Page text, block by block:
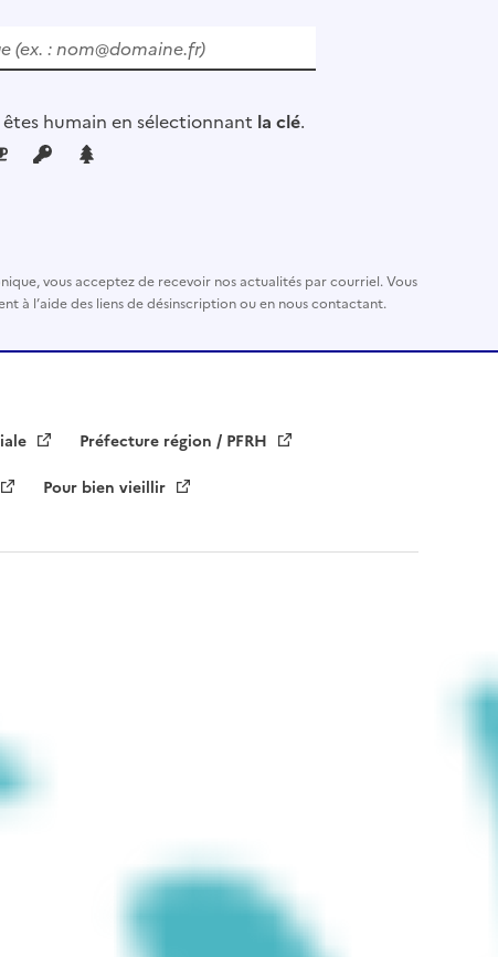
humain en sélectionnant la clé.
vous acceptez de recevoir nos actualités par courriel. Vous
à l’aide des liens de désinscription ou en nous contactant.
Préfecture région / PFRH
Pour bien vieillir